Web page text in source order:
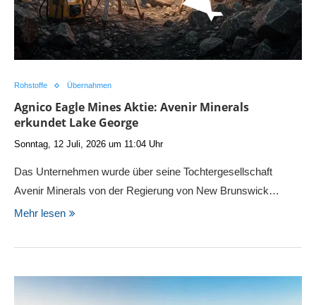
Rohstoffe Übernahmen
Agnico Eagle Mines Aktie: Avenir Minerals
erkundet Lake George
Sonntag, 12 Juli, 2026 um 11:04 Uhr
Das Unternehmen wurde über seine Tochtergesellschaft
Avenir Minerals von der Regierung von New Brunswick…
Mehr lesen